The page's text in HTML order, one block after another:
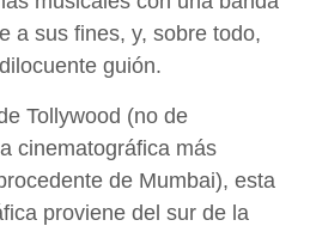
a sus fines, y, sobre todo,
guión.
Tollywood (no de
cinematográfica más
de Mumbai), esta
proviene del sur de la